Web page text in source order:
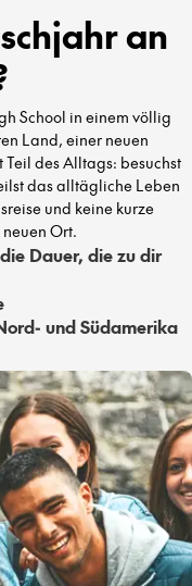
an
School in einem völlig
Land, einer neuen
des Alltags: besuchst
das alltägliche Leben
und keine kurze
Ort.
Dauer, die zu dir
und Südamerika